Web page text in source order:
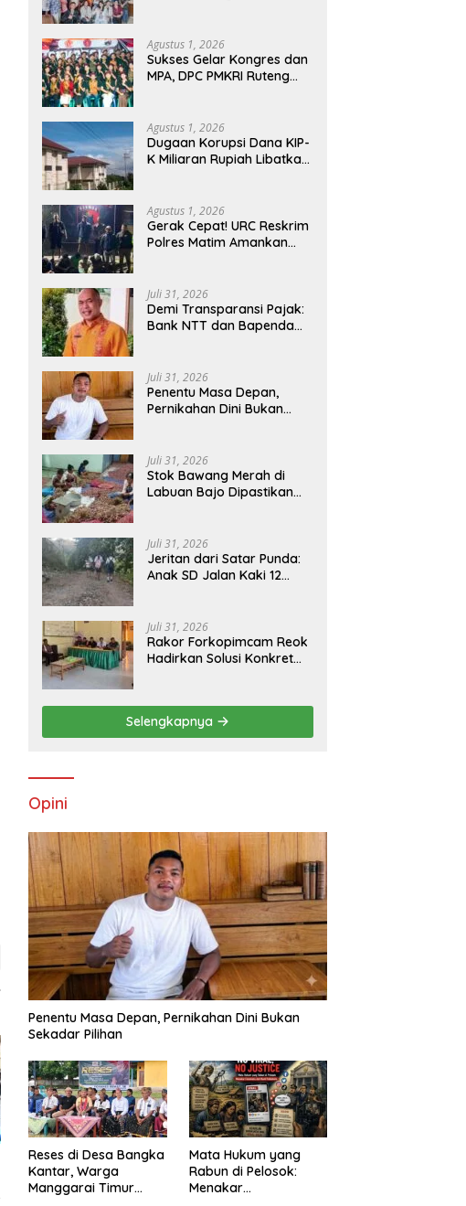
Galong, Kota Komba
Utara
Agustus 1, 2026
Sukses Gelar Kongres dan
MPA, DPC PMKRI Ruteng
Agustus 1, 2026
Dugaan Korupsi Dana KIP-
K Miliaran Rupiah Libatkan
Agustus 1, 2026
Gerak Cepat! URC Reskrim
Polres Matim Amankan
Golo Kantar
Juli 31, 2026
​Demi Transparansi Pajak:
Bank NTT dan Bapenda
Juli 31, 2026
Penentu Masa Depan,
Pernikahan Dini Bukan
Juli 31, 2026
Stok Bawang Merah di
Labuan Bajo Dipastikan
Masyarakat Apresiasi
Peran Ninonk
Juli 31, 2026
Jeritan dari Satar Punda:
Anak SD Jalan Kaki 12
Sekolah, Warga Desak
Bupati Manggarai Timur
Bertindak
Juli 31, 2026
Rakor Forkopimcam Reok
Hadirkan Solusi Konkret
Selengkapnya
Opini
Penentu Masa Depan, Pernikahan Dini Bukan
Sekadar Pilihan
Reses di Desa Bangka
Kantar, Warga
Manggarai Timur
Mata Hukum yang
Rabun di Pelosok:
Menakar